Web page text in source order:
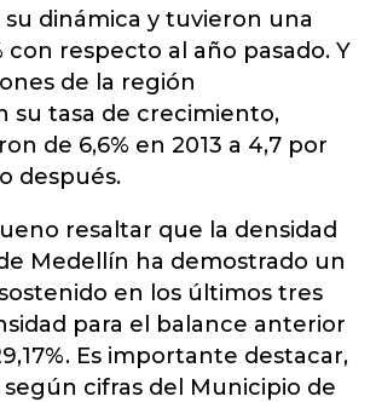
dinámica y tuvieron una
con respecto al año pasado. Y
de la región
su tasa de crecimiento,
de 6,6% en 2013 a 4,7 por
después.
resaltar que la densidad
Medellín ha demostrado un
en los últimos tres
para el balance anterior
Es importante destacar,
según cifras del Municipio de